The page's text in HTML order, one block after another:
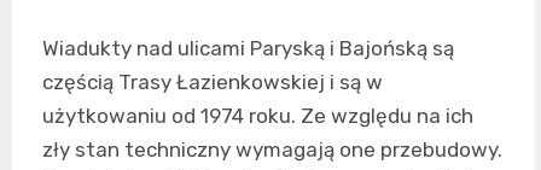
Wiadukty nad ulicami Paryską i Bajońską są
częścią Trasy Łazienkowskiej i są w
użytkowaniu od 1974 roku. Ze względu na ich
zły stan techniczny wymagają one przebudowy.